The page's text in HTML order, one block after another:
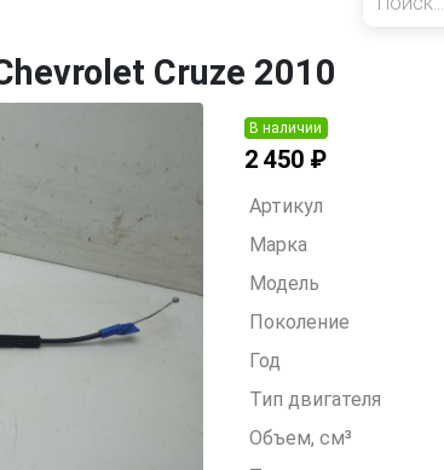
Cruze 2010
В наличии
2 450 ₽
Артикул
Марка
Модель
Поколение
Год
Тип двигателя
Объем, см³